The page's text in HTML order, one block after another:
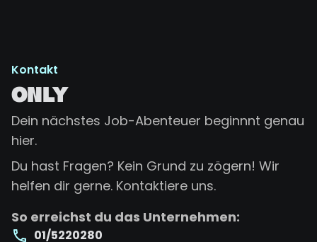
Kontakt
ONLY
Dein nächstes Job-Abenteuer beginnnt genau
hier.
Du hast Fragen? Kein Grund zu zögern! Wir
helfen dir gerne. Kontaktiere uns.
So erreichst du das Unternehmen:
01/5220280